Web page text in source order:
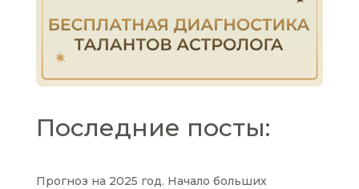
Последние посты:
Прогноз на 2025 год. Начало больших